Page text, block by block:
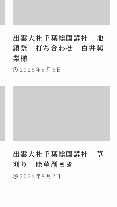
出雲大社千葉総国講社 地
鎮祭 打ち合わせ 白井興
業様
2026年8月6日
出雲大社千葉総国講社 草
刈り 除草剤まき
2026年8月2日